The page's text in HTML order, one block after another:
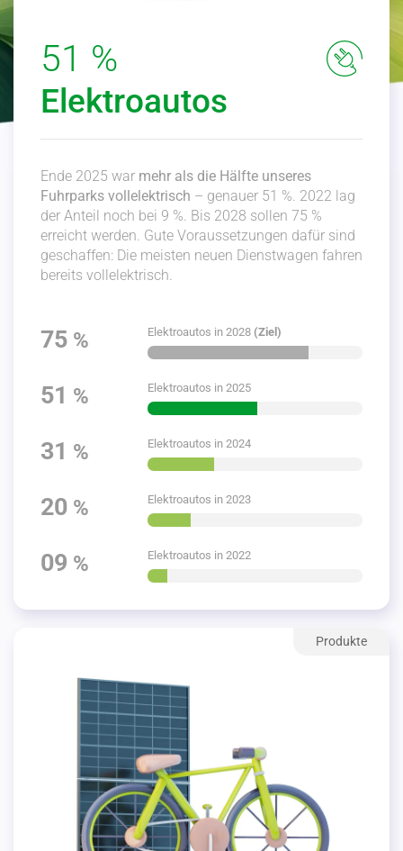
51 %
Elektroautos
Ende 2025 war mehr als die Hälfte unseres
Fuhrparks vollelek­trisch – genauer 51 %. 2022 lag
der Anteil noch bei 9 %. Bis 2028 sollen 75 %
erreicht werden. Gute Voraus­set­zungen dafür sind
geschaffen: Die meisten neuen Dienst­wagen fahren
bereits vollelek­trisch.
75 % Elektro­autos in 2028 (Ziel)
51 % Elektro­autos in 2025
31 % Elektro­autos in 2024
20 % Elektro­autos in 2023
09 % Elektro­autos in 2022